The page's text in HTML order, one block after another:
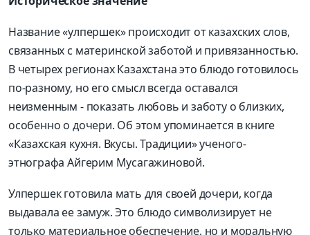
Название «улпершек» происходит от казахских слов,
связанных с материнской заботой и привязанностью.
В четырех регионах Казахстана это блюдо готовилось
по-разному, но его смысл всегда оставался
неизменным - показать любовь и заботу о близких,
особенно о дочери. Об этом упоминается в книге
«Казахская кухня. Вкусы. Традиции» ученого-
этнографа Айгерим Мусагажиновой.
Улпершек готовила мать для своей дочери, когда
выдавала ее замуж. Это блюдо символизирует не
только материальное обеспечение, но и моральную